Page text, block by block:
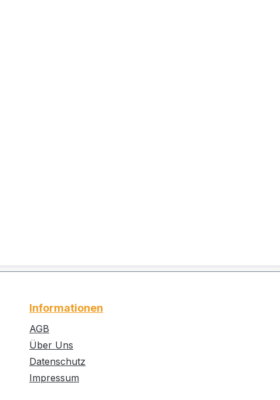
Informationen
AGB
Über Uns
Datenschutz
Impressum